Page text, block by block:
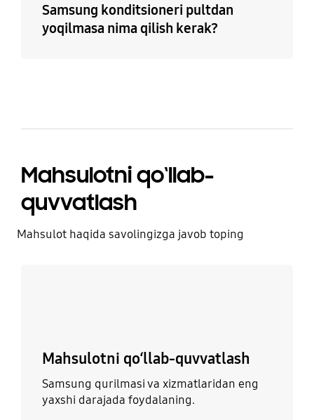
Samsung konditsioneri pultdan
yoqilmasa nima qilish kerak?
Mahsulotni qo‘llab-
quvvatlash
Mahsulot haqida savolingizga javob toping
Mahsulotni qo‘llab-quvvatlash
Samsung qurilmasi va xizmatlaridan eng
yaxshi darajada foydalaning.